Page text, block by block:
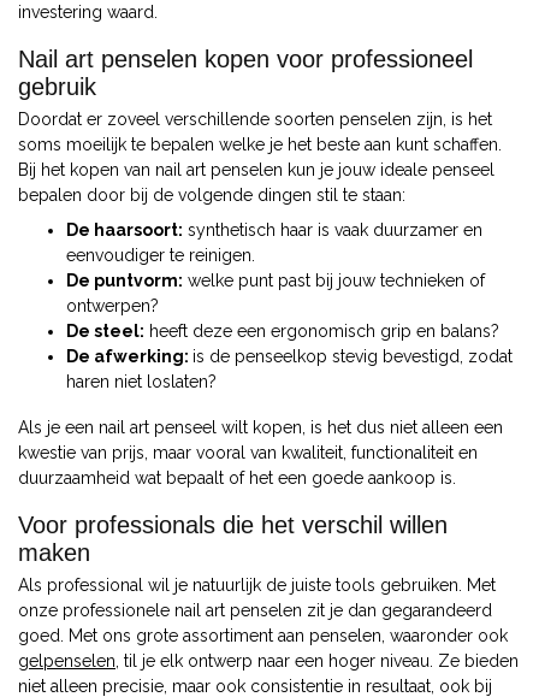
investering waard.
Nail art penselen kopen voor professioneel
gebruik
Doordat er zoveel verschillende soorten penselen zijn, is het
soms moeilijk te bepalen welke je het beste aan kunt schaffen.
Bij het kopen van nail art penselen kun je jouw ideale penseel
bepalen door bij de volgende dingen stil te staan:
De haarsoort: synthetisch haar is vaak duurzamer en
eenvoudiger te reinigen.
De puntvorm: welke punt past bij jouw technieken of
ontwerpen?
De steel: heeft deze een ergonomisch grip en balans?
De afwerking: is de penseelkop stevig bevestigd, zodat
haren niet loslaten?
Als je een nail art penseel wilt kopen, is het dus niet alleen een
kwestie van prijs, maar vooral van kwaliteit, functionaliteit en
duurzaamheid wat bepaalt of het een goede aankoop is.
Voor professionals die het verschil willen
maken
Als professional wil je natuurlijk de juiste tools gebruiken. Met
onze professionele nail art penselen zit je dan gegarandeerd
goed. Met ons grote assortiment aan penselen, waaronder ook
gelpenselen , til je elk ontwerp naar een hoger niveau. Ze bieden
niet alleen precisie, maar ook consistentie in resultaat, ook bij